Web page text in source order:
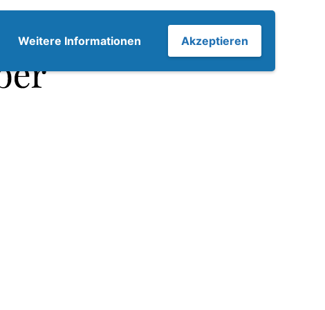
Weitere Informationen Akzeptieren